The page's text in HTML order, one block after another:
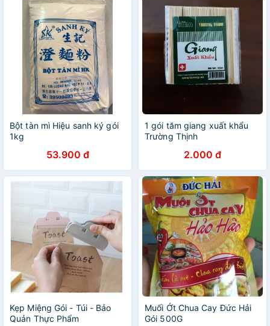
Bột tàn mì Hiệu sanh ký gói
1kg
53.900 đ
1 gói tăm giang xuất khẩu
Trường Thịnh
2.000 đ
Kẹp Miệng Gói - Túi - Bảo
Quản Thực Phẩm
Muối Ớt Chua Cay Đức Hải
Gói 500G